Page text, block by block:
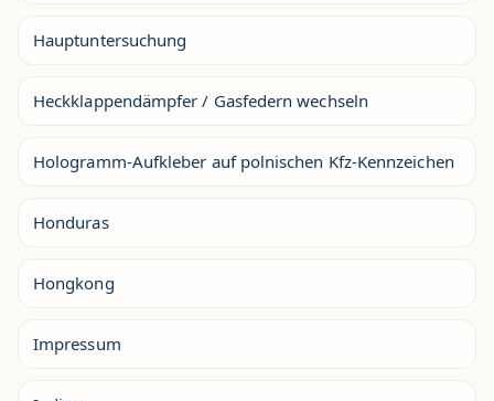
Hauptuntersuchung
Heckklappendämpfer / Gasfedern wechseln
Hologramm-Aufkleber auf polnischen Kfz-Kennzeichen
Honduras
Hongkong
Impressum